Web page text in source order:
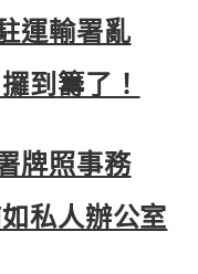
運輸署亂
到籌了！
牌照事務
私人辦公室